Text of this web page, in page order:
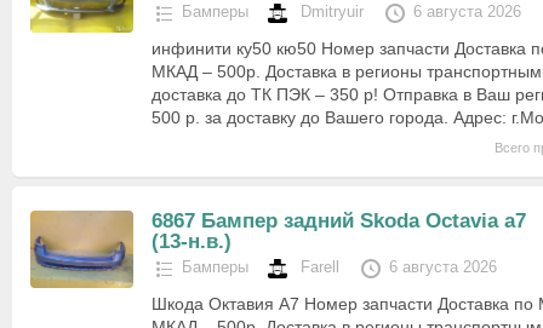
Бамперы Dmitryuir 6 августа 2026
инфинити ку50 кю50 Номер запчасти Доставка
МКАД – 500р. Доставка в регионы
доставка до ТК ПЭК – 350 р! Отправка в Ваш
500 р. за доставку до Вашего города. Адрес:
Всего
6867 Бампер задний Skoda Octavia а7
(13-н.в.)
Бамперы Farell 6 августа 2026
Шкода Октавия А7 Номер запчасти Доставка по